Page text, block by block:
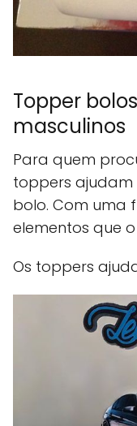
Topper
masculinos
Para quem
toppers ajudam
bolo. Com uma
elementos que
Os toppers